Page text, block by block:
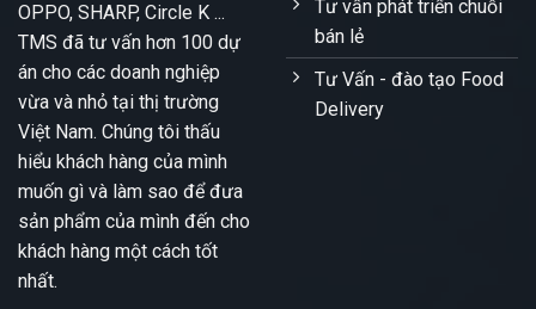
OPPO, SHARP, Circle K ...
TMS đã tư vấn hơn 100 dự
án cho các doanh nghiệp
vừa và nhỏ tại thị trường
Việt Nam. Chúng tôi thấu
hiểu khách hàng của mình
muốn gì và làm sao để đưa
sản phẩm của mình đến cho
khách hàng một cách tốt
nhất.
Tư vấn phát triển chuỗi
bán lẻ
Tư Vấn - đào tạo Food
Delivery